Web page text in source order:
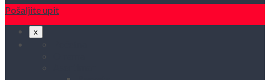
Pošaljite upit
x